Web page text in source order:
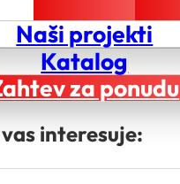
Naši projekti
Katalog
za ponudu
interesuje: